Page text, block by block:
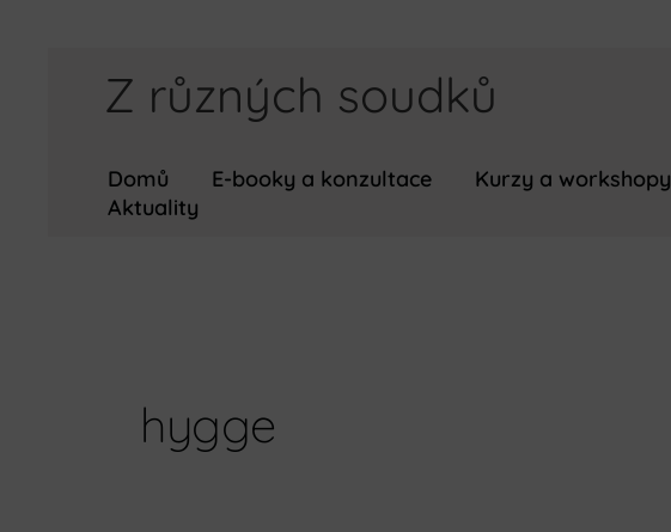
Z různých soudků
Domů E-booky a konzultace Kurzy a workshopy
Aktuality
hygge